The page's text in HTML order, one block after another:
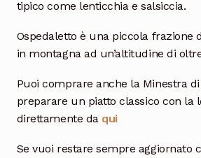
tipico come lenticchia e salsiccia.
Ospedaletto è una piccola frazione
in montagna ad un’altitudine di
Puoi comprare anche la Minestra
preparare un piatto classico con la
direttamente da qui
Se vuoi restare sempre aggiornato